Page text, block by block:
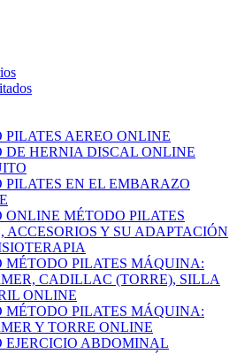
PILATES AEREO ONLINE
DE HERNIA DISCAL ONLINE
PILATES EN EL EMBARAZO
ONLINE MÉTODO PILATES
ACCESORIOS Y SU ADAPTACIÓN
MÉTODO PILATES MÁQUINA:
CADILLAC (TORRE), SILLA
ONLINE
MÉTODO PILATES MÁQUINA:
Y TORRE ONLINE
EJERCICIO ABDOMINAL